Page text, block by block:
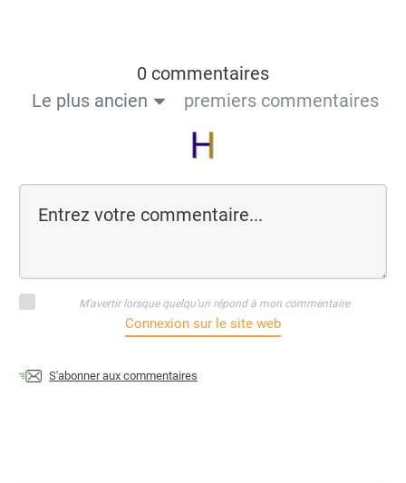
0 commentaires
Le plus ancien
premiers commentaires
M'avertir lorsque quelqu'un répond à mon commentaire
Connexion sur le site web
S'abonner aux commentaires